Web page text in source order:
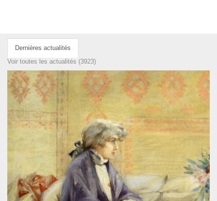
Dernières actualités
Voir toutes les actualités (3923)